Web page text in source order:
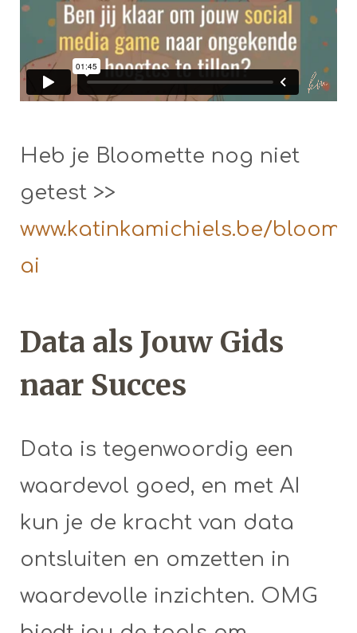
Heb je Bloomette nog niet
getest >>
www.katinkamichiels.be/
ai
Data als Jouw Gids
naar Succes
Data is tegenwoordig een
waardevol goed, en met AI
kun je de kracht van data
ontsluiten en omzetten in
waardevolle inzichten. OMG